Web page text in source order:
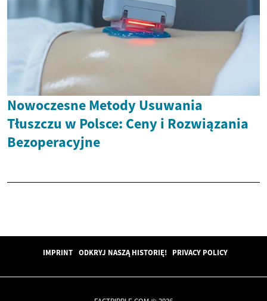
Nowoczesne Metody Usuwania
Tłuszczu w Polsce: Ceny i Rozwiązania
Bezoperacyjne
IMPRINT ODKRYJ NASZĄ HISTORIĘ! PRIVACY POLICY